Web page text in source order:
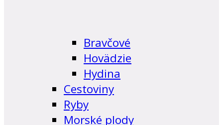
Bravčové
Hovädzie
Hydina
Cestoviny
Ryby
Morské plody